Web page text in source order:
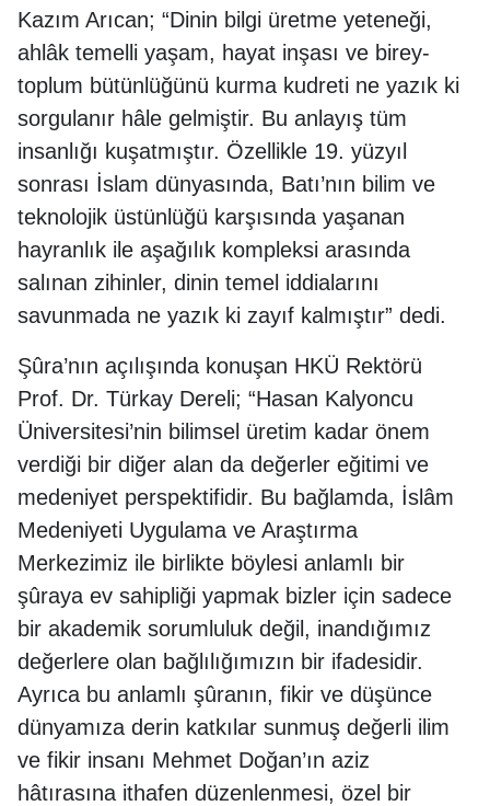
Kazım Arıcan; “Dinin bilgi üretme yeteneği,
ahlâk temelli yaşam, hayat inşası ve birey-
toplum bütünlüğünü kurma kudreti ne yazık ki
sorgulanır hâle gelmiştir. Bu anlayış tüm
insanlığı kuşatmıştır. Özellikle 19. yüzyıl
sonrası İslam dünyasında, Batı’nın bilim ve
teknolojik üstünlüğü karşısında yaşanan
hayranlık ile aşağılık kompleksi arasında
salınan zihinler, dinin temel iddialarını
savunmada ne yazık ki zayıf kalmıştır” dedi.
Şûra’nın açılışında konuşan HKÜ Rektörü
Prof. Dr. Türkay Dereli; “Hasan Kalyoncu
Üniversitesi’nin bilimsel üretim kadar önem
verdiği bir diğer alan da değerler eğitimi ve
medeniyet perspektifidir. Bu bağlamda, İslâm
Medeniyeti Uygulama ve Araştırma
Merkezimiz ile birlikte böylesi anlamlı bir
şûraya ev sahipliği yapmak bizler için sadece
bir akademik sorumluluk değil, inandığımız
değerlere olan bağlılığımızın bir ifadesidir.
Ayrıca bu anlamlı şûranın, fikir ve düşünce
dünyamıza derin katkılar sunmuş değerli ilim
ve fikir insanı Mehmet Doğan’ın aziz
hâtırasına ithafen düzenlenmesi, özel bir